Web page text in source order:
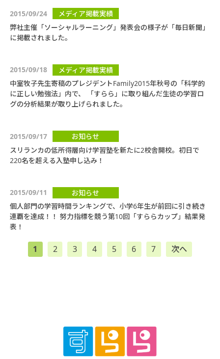
2015/09/24
メディア掲載実績
弊社主催「ソーシャルラーニング」発表会の様子が「毎日新聞」
に掲載されました。
2015/09/18
メディア掲載実績
中室牧子先生寄稿のプレジデントFamily2015年秋号の「科学的
に正しい勉強法」内で、 「すらら」に取り組んだ生徒の学習ロ
グの分析結果が取り上げられました。
2015/09/17
お知らせ
スリランカの低所得層向け学習塾を新たに2校舎開校。初日で
220名を超える入塾申し込み！
2015/09/11
お知らせ
個人部門の学習時間ランキングで、小学6年生が前回に引き続き
連覇を達成！！ 努力指標を競う第10回「すららカップ」結果発
表！
1 2 3 4 5 6 7 次へ